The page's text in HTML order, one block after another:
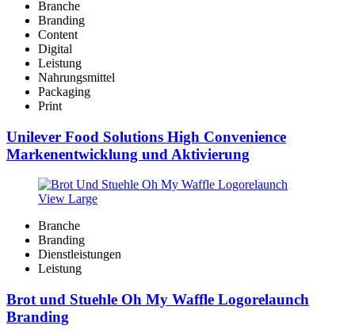
Branche
Branding
Content
Digital
Leistung
Nahrungsmittel
Packaging
Print
Unilever Food Solutions High Convenience
Markenentwicklung und Aktivierung
View Large
Branche
Branding
Dienstleistungen
Leistung
Brot und Stuehle Oh My Waffle Logorelaunch
Branding